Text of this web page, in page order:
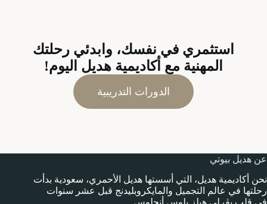
استثمري في نفسك، وابدئي رحلتك
المهنية مع أكاديمية هديل اليوم!
الدورات التدريبية
عن هديل بيوتي
نحن أكاديمية هديل، التي أسستها هديل الأحمري، سعودية بدأت
رحلتها في عالم التجميل والمايكروبليدنج قبل عشر سنوات
في قلب بڤرلي هيلز بلوس أنجلوس